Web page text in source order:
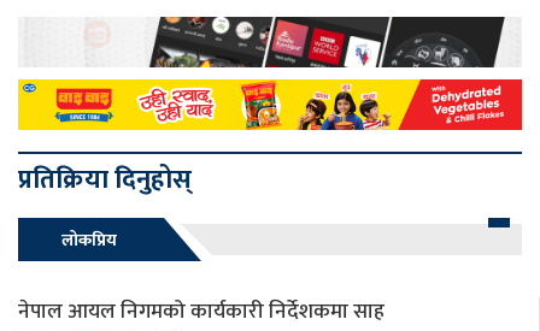
प्रतिक्रिया दिनुहोस्
लोकप्रिय
नेपाल आयल निगमको कार्यकारी निर्देशकमा साह